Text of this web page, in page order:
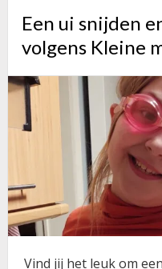
IN
DONK
Een ui snijden
volgens Kleine
Vind jij het leuk om